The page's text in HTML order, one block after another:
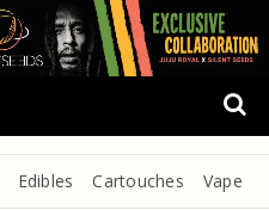
Edibles Cartouches Vape